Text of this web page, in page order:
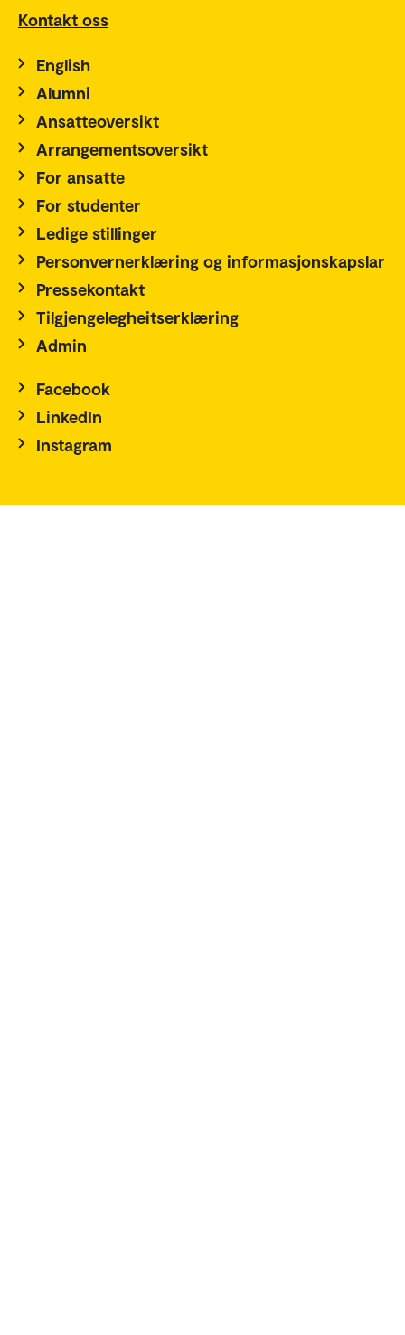
Kontakt oss
English
Alumni
Ansatteoversikt
Arrangementsoversikt
For ansatte
For studenter
Ledige stillinger
Personvernerklæring og informasjonskapslar
Pressekontakt
Tilgjengelegheitserklæring
Admin
Facebook
LinkedIn
Instagram